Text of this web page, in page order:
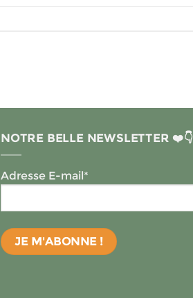
NOTRE BELLE NEWSLETTER ❤️👇
Adresse E-mail*